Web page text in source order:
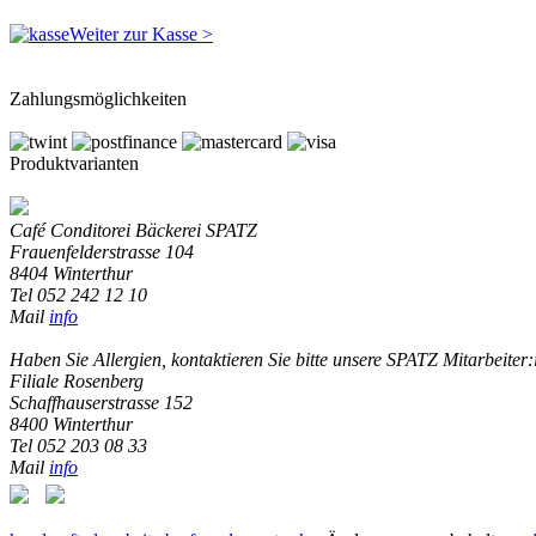
Weiter zur Kasse >
Zahlungsmöglichkeiten
Produktvarianten
Café Conditorei Bäckerei SPATZ
Frauenfelderstrasse 104
8404 Winterthur
Tel 052 242 12 10
Mail info
Haben Sie Allergien, kontaktieren Sie bitte unsere SPATZ
Filiale Rosenberg
Schaffhauserstrasse 152
8400 Winterthur
Tel 052 203 08 33
Mail info